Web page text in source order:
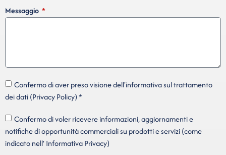
Messaggio
Confermo di aver preso visione dell'informativa sul trattamento
dei dati (Privacy Policy) *
Confermo di voler ricevere informazioni, aggiornamenti e
notifiche di opportunità commerciali su prodotti e servizi (come
indicato nell' Informativa Privacy)